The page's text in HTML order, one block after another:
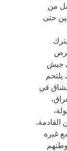
من
حتى
جيش
يلتحم
في
مع غيره